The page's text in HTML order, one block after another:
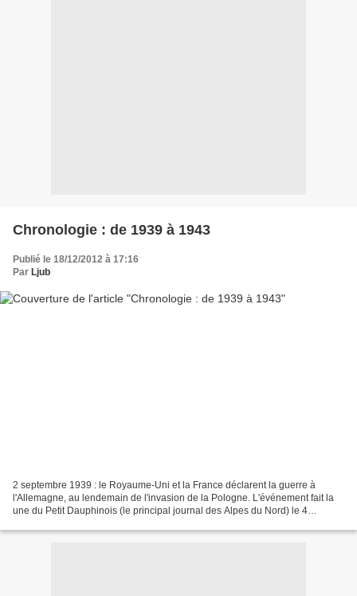
Chronologie : de 1939 à 1943
Publié le 18/12/2012 à 17:16
Par Ljub
2 septembre 1939 : le Royaume-Uni et la France déclarent la guerre à
l'Allemagne, au lendemain de l'invasion de la Pologne. L'événement fait la
une du Petit Dauphinois (le principal journal des Alpes du Nord) le 4